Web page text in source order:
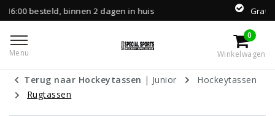
in huis Gratis levering vanaf €100,-
Menu
0
Winkelwagen
Terug naar Hockeytassen | Junior
Hockeytassen
Rugtassen